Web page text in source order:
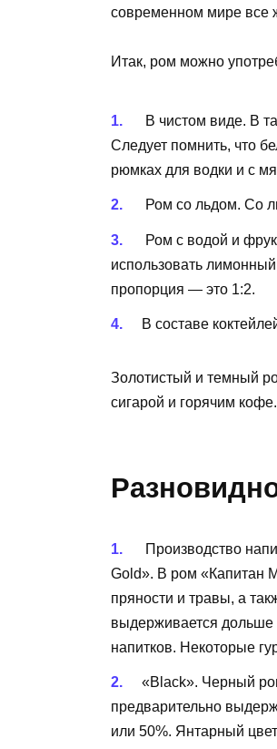
современном мире все
Итак, ром можно
В чистом виде. В
Следует помнить, что
рюмках для водки и с
Ром со льдом. Со
Ром с водой и
использовать
пропорция — это 1:2.
В составе
Золотистый и темный
сигарой и горячим кофе.
Производство
Gold». В ром «Капитан
пряности и травы, а
выдерживается дольше
напитков. Некоторые
«Black». Черный
предварительно
или 50%. Янтарный